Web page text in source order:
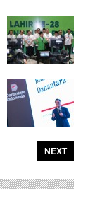
NEXT